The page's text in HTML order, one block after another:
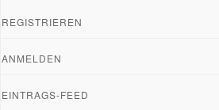
REGISTRIEREN
ANMELDEN
EINTRAGS-FEED